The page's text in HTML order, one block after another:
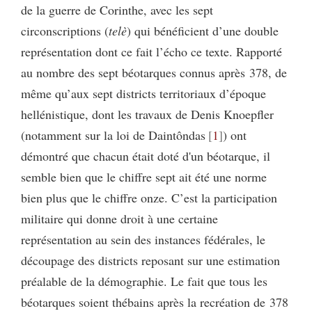
de la guerre de Corinthe, avec les sept
circonscriptions (telè) qui bénéficient d’une double
représentation dont ce fait l’écho ce texte. Rapporté
au nombre des sept béotarques connus après 378, de
même qu’aux sept districts territoriaux d’époque
hellénistique, dont les travaux de Denis Knoepfler
(notamment sur la loi de Daintôndas 1 ) ont
démontré que chacun était doté d'un béotarque, il
semble bien que le chiffre sept ait été une norme
bien plus que le chiffre onze. C’est la participation
militaire qui donne droit à une certaine
représentation au sein des instances fédérales, le
découpage des districts reposant sur une estimation
préalable de la démographie. Le fait que tous les
béotarques soient thébains après la recréation de 378